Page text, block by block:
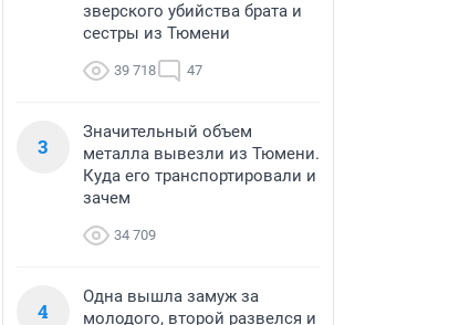
зверского убийства брата и
сестры из Тюмени
39 718 47
3
Значительный объем
металла вывезли из Тюмени.
Куда его транспортировали и
зачем
34 709
4
Одна вышла замуж за
молодого, второй развелся и